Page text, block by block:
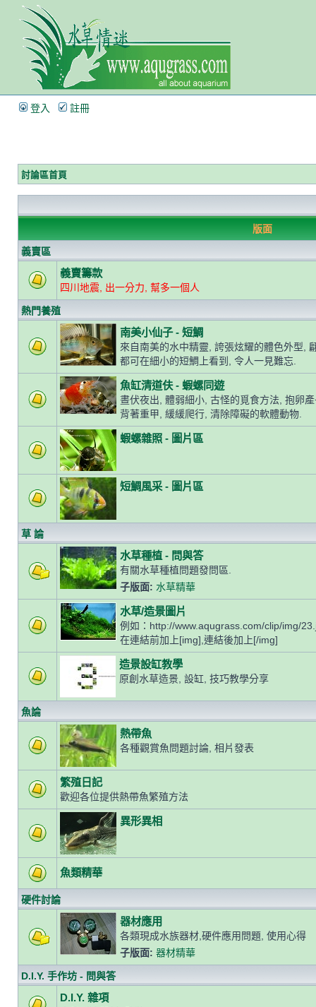
登入 註冊
討論區首頁
版面
義賣區
義賣籌款
四川地震, 出一分力, 幫多一個人
熱門養殖
南美小仙子 - 短鯛
來自南美的水中精靈, 誇張炫耀的體色外型,
都可在細小的短鯛上看到, 令人一見難忘.
魚缸清道伕 - 蝦螺同遊
晝伏夜出, 體弱細小, 古怪的覓食方法, 抱卵
背著重甲, 緩緩爬行, 清除障礙的軟體動物.
蝦螺雜照 - 圖片區
短鯛風采 - 圖片區
草 論
水草種植 - 問與答
有關水草種植問題發問區.
子版面: 水草精華
水草/造景圖片
例如：http://www.aqugrass.com/clip/img/
在連結前加上[img],連結後加上[/img]
造景設缸教學
原創水草造景, 設缸, 技巧教學分享
魚論
熱帶魚
各種觀賞魚問題討論, 相片發表
繁殖日記
歡迎各位提供熱帶魚繁殖方法
異形異相
魚類精華
硬件討論
器材應用
各類現成水族器材,硬件應用問題, 使用心得
子版面: 器材精華
D.I.Y. 手作坊 - 問與答
D.I.Y. 雜項